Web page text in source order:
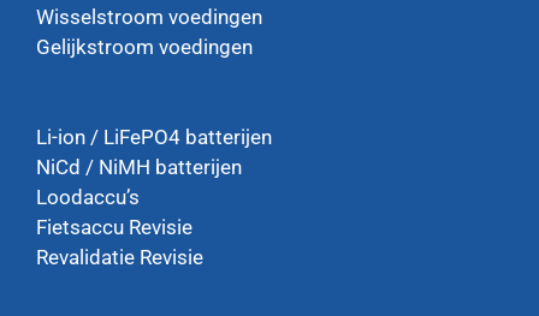
Wisselstroom voedingen
Gelijkstroom voedingen
Li-ion / LiFePO4 batterijen
NiCd / NiMH batterijen
Loodaccu’s
Fietsaccu Revisie
Revalidatie Revisie